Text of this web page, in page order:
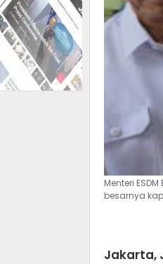
Menteri
besarnya
Jakarta,